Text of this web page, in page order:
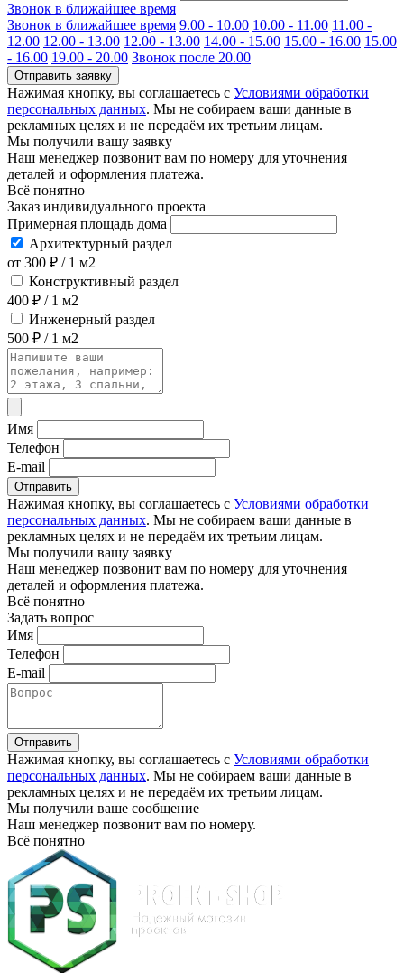
Звонок в ближайшее время
Звонок в ближайшее время 9.00 - 10.00 10.00 - 11.00 11.00 -
12.00 12.00 - 13.00 12.00 - 13.00 14.00 - 15.00 15.00 - 16.00 15.00
- 16.00 19.00 - 20.00 Звонок после 20.00
Отправить заявку
Нажимая кнопку, вы соглашаетесь с Условиями обработки
персональных данных. Мы не собираем ваши данные в
рекламных целях и не передаём их третьим лицам.
Мы получили вашу заявку
Наш менеджер позвонит вам по номеру для уточнения
деталей и оформления платежа.
Всё понятно
Заказ индивидуального проекта
Примерная площадь дома
Архитектурный раздел
от 300 ₽ / 1 м2
Конструктивный раздел
400 ₽ / 1 м2
Инженерный раздел
500 ₽ / 1 м2
Имя
Телефон
E-mail
Отправить
Нажимая кнопку, вы соглашаетесь с Условиями обработки
персональных данных. Мы не собираем ваши данные в
рекламных целях и не передаём их третьим лицам.
Мы получили вашу заявку
Наш менеджер позвонит вам по номеру для уточнения
деталей и оформления платежа.
Всё понятно
Задать вопрос
Имя
Телефон
E-mail
Отправить
Нажимая кнопку, вы соглашаетесь с Условиями обработки
персональных данных. Мы не собираем ваши данные в
рекламных целях и не передаём их третьим лицам.
Мы получили ваше сообщение
Наш менеджер позвонит вам по номеру.
Всё понятно